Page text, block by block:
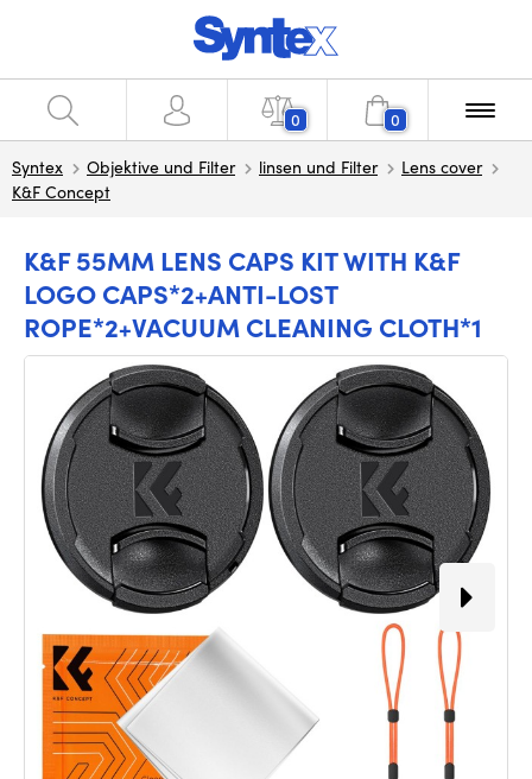
0 0
Syntex Objektive und Filter linsen und Filter
Lens cover
K&F Concept
K&F 55MM LENS CAPS KIT WITH K&F
LOGO CAPS*2+ANTI-LOST
ROPE*2+VACUUM CLEANING CLOTH*1